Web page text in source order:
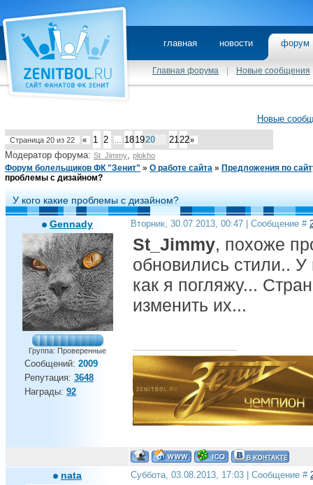
главная новости
Главная форума Новые сообщения
Новые
Страница 20 из 22 « 1 2 181920 2122»
Модератор форума: St_Jimmy, plokho
Форум болельщиков ФК "Зенит" » О работе сайта » Предложения по
проблемы с дизайном?
У кого какие проблемы с дизайном?
Gennady
Группа: Проверенные
Сообщений: 2009
Репутация: 3648
Награды: 92
Вторник, 30.07.2013, 00:47 | Сообщение #
St_Jimmy, похоже
обновились стили..
как я погляжу...
изменить их...
nata Суббота, 03.08.2013, 17:03 | Сообщение #